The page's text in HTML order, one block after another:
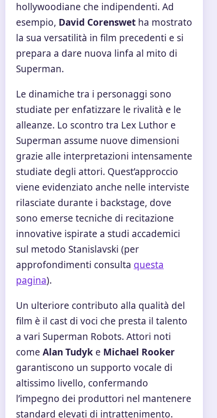
hollywoodiane che indipendenti. Ad
esempio, David Corenswet ha mostrato
la sua versatilità in film precedenti e si
prepara a dare nuova linfa al mito di
Superman.
Le dinamiche tra i personaggi sono
studiate per enfatizzare le rivalità e le
alleanze. Lo scontro tra Lex Luthor e
Superman assume nuove dimensioni
grazie alle interpretazioni intensamente
studiate degli attori. Quest’approccio
viene evidenziato anche nelle interviste
rilasciate durante i backstage, dove
sono emerse tecniche di recitazione
innovative ispirate a studi accademici
sul metodo Stanislavski (per
approfondimenti consulta questa
pagina).
Un ulteriore contributo alla qualità del
film è il cast di voci che presta il talento
a vari Superman Robots. Attori noti
come Alan Tudyk e Michael Rooker
garantiscono un supporto vocale di
altissimo livello, confermando
l’impegno dei produttori nel mantenere
standard elevati di intrattenimento.